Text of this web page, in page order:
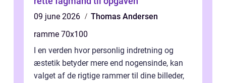
09 june 2026
Thomas Andersen
ramme 70x100
I en verden hvor personlig indretning og
æstetik betyder mere end nogensinde, kan
valget af de rigtige rammer til dine billeder,